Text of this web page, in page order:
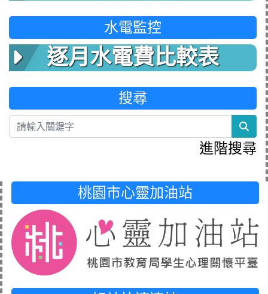
水電監控
逐月水電費比較表
搜尋
進階搜尋
桃園市心靈加油站